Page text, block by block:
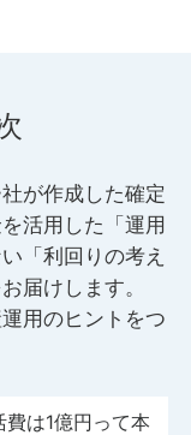
が作成した確定
活用した「運用
「利回りの考え
届けします。
用のヒントをつ
は1億円って本